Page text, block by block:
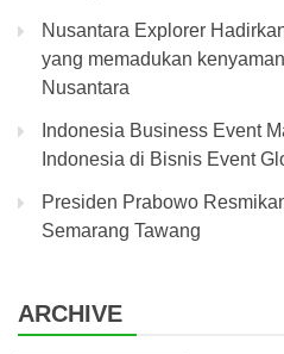
Nusantara Explorer
yang memadukan
Nusantara
Indonesia Business Event
Indonesia di Bisnis Event
Presiden Prabowo
Semarang Tawang
ARCHIVE